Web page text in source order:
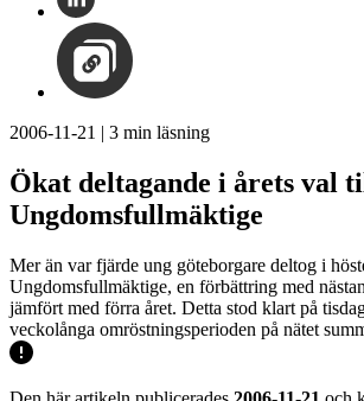
2006-11-21 | 3 min läsning
Ökat deltagande i årets val
Ungdomsfullmäktige
Mer än var fjärde ung göteborgare deltog i
Ungdomsfullmäktige, en förbättring med
jämfört med förra året. Detta stod klart på
veckolånga omröstningsperioden på nätet